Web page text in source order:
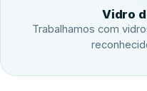
Vidro
Trabalhamos com